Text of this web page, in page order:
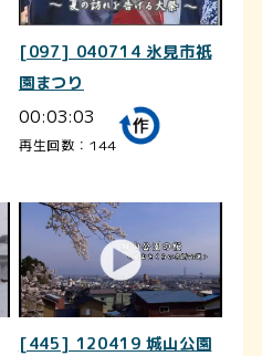
[097] 040714 氷見市祇
園まつり
00:03:03
再生回数：144
[445] 120419 城山公園